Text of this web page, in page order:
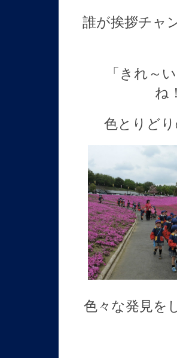
誰が挨拶チャ
「きれ～い
ね
色とりど
色々な発見を